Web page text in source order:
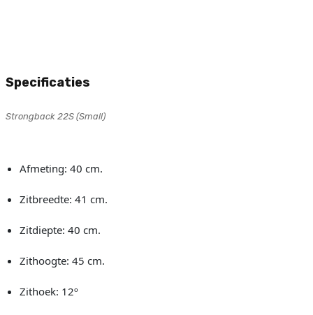
Specificaties
Strongback 22S (Small)
Afmeting: 40 cm.
Zitbreedte: 41 cm.
Zitdiepte: 40 cm.
Zithoogte: 45 cm.
Zithoek: 12º